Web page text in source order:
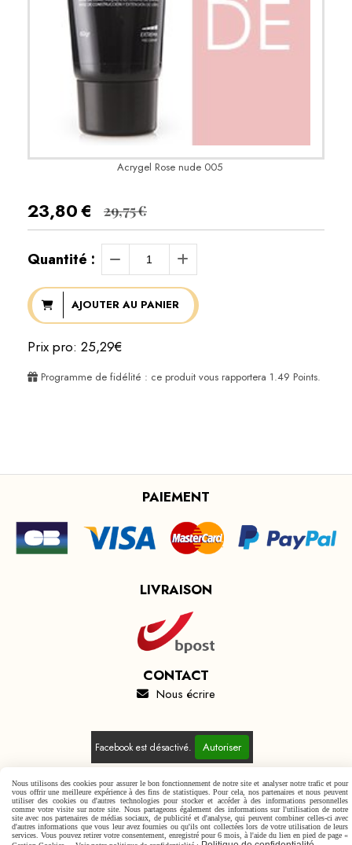
Acrygel Rose nude 005
23,80€ 29,75€
Quantité :
AJOUTER AU PANIER
Prix pro: 25,29€
Programme de fidélité : ce produit vous rapportera 1.49 Points.
PAIEMENT
LIVRAISON
CONTACT
 Nous écrire
Facebook est désactivé. Autoriser
Mentions Légales
Conditions générales de vente
Politique de confidentialité
Gestion cookies Mon Compte
Nous utilisons des cookies pour assurer le bon fonctionnement de notre site et analyser notre trafic et pour
vous offrir une meilleure expérience à des fins de statistiques. Pour cela, nos partenaires et nous peuvent
utiliser des cookies ou d'autres technologies pour stocker et accéder à des informations personnelles
comme votre visite sur notre site. Nous partageons également des informations sur l'utilisation de notre
site avec nos partenaires de médias sociaux, de publicité et d'analyse, qui peuvent combiner celles-ci avec
d'autres informations que vous leur avez fournies ou qu'ils ont collectées lors de votre utilisation de leurs
services. Vous pouvez retirer votre consentement, enregistré pour 6 mois, à l'aide du lien en pied de page «